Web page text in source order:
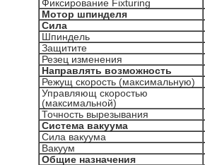
Фиксирование Fixturing
Мотор шпинделя
Сила
Шпиндель
Защитите
Резец изменения
Направлять возможность
Режущ скорость (максимальную)
Управляющ скоростью
(максимальной)
Точность вырезывания
Система вакуума
Сила вакуума
Вакуум
Общие назначения